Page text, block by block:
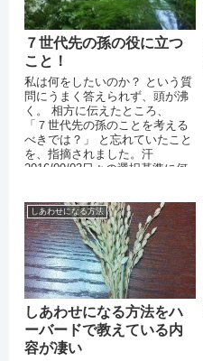
７世代先の孫の役に立つ
こと！
私は何をしたいのか？ という質
問にうまく答えられず、頭が沸
く。 相方に伝えたところ、
「７世代先の孫のことを考える
べきでは？」 と忘れていたこと
を、指摘されました。汗
2016/09/03日々の選択基準に何
しあわせになる方法
しあわせになる方法をハ
ーバードで教えている内
容が凄い